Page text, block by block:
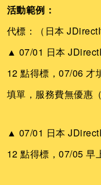
活動範例：
代標：（日本
▲ 07/01 日本
12 點得標，07/06 才
填單，服務費無優惠
▲ 07/01 日本
12 點得標，07/05 早